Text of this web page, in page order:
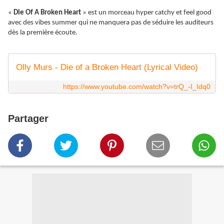
« Die Of A Broken Heart » est un morceau hyper catchy et feel good
avec des vibes summer qui ne manquera pas de séduire les auditeurs
dès la première écoute.
Olly Murs - Die of a Broken Heart (Lyrical Video)
https://www.youtube.com/watch?v=trQ_-I_Idq0
Partager